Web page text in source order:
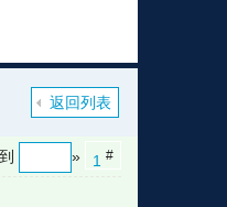
r i r u 坛大坛机
返回列表
1 #
»